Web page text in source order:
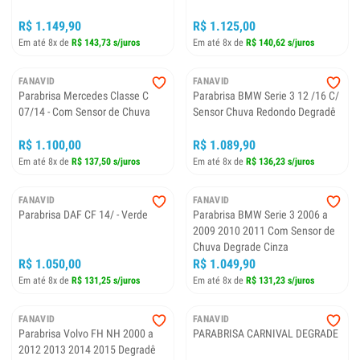
R$ 1.149,90
Em até 8x de R$ 143,73 s/juros
R$ 1.125,00
Em até 8x de R$ 140,62 s/juros
FANAVID
Parabrisa Mercedes Classe C
07/14 - Com Sensor de Chuva
R$ 1.100,00
Em até 8x de R$ 137,50 s/juros
FANAVID
Parabrisa BMW Serie 3 12 /16 C/
Sensor Chuva Redondo Degradê
R$ 1.089,90
Em até 8x de R$ 136,23 s/juros
FANAVID
Parabrisa DAF CF 14/ - Verde
R$ 1.050,00
Em até 8x de R$ 131,25 s/juros
FANAVID
Parabrisa BMW Serie 3 2006 a
2009 2010 2011 Com Sensor de
Chuva Degrade Cinza
R$ 1.049,90
Em até 8x de R$ 131,23 s/juros
FANAVID
Parabrisa Volvo FH NH 2000 a
2012 2013 2014 2015 Degradê
FANAVID
PARABRISA CARNIVAL DEGRADE